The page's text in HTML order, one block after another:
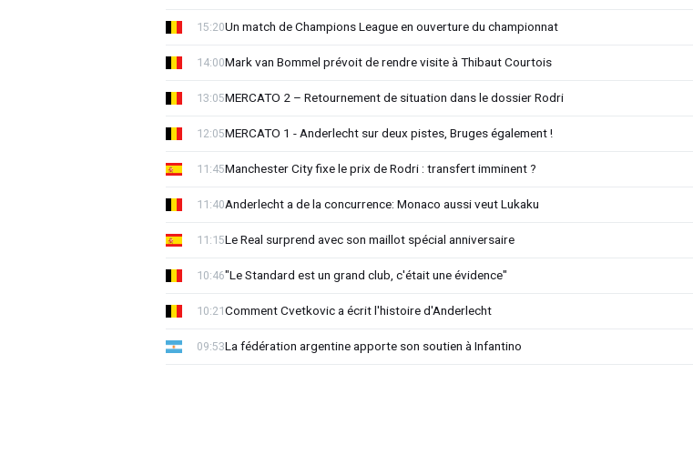
Un match de Champions League en ouverture du championnat
15:20
Mark van Bommel prévoit de rendre visite à Thibaut Courtois
14:00
MERCATO 2 – Retournement de situation dans le dossier Rodri
13:05
MERCATO 1 - Anderlecht sur deux pistes, Bruges également !
12:05
Manchester City fixe le prix de Rodri : transfert imminent ?
11:45
Anderlecht a de la concurrence: Monaco aussi veut Lukaku
11:40
Le Real surprend avec son maillot spécial anniversaire
11:15
"Le Standard est un grand club, c'était une évidence"
10:46
Comment Cvetkovic a écrit l'histoire d'Anderlecht
10:21
La fédération argentine apporte son soutien à Infantino
09:53